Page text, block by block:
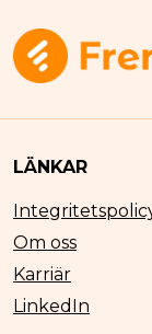
LÄNKAR
Om oss
Karriär
LinkedIn